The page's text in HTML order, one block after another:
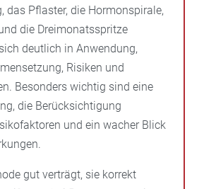
das Pflaster, die Hormonspirale,
die Dreimonatsspritze
deutlich in Anwendung,
Risiken und
Besonders wichtig sind eine
die Berücksichtigung
und ein wacher Blick
gut verträgt, sie korrekt